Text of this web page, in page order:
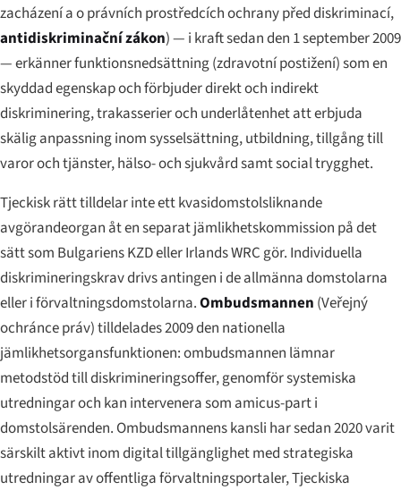
zacházení a o právních prostředcích ochrany před diskriminací,
antidiskriminační zákon) — i kraft sedan den 1 september 2009
— erkänner funktionsnedsättning (zdravotní postižení) som en
skyddad egenskap och förbjuder direkt och indirekt
diskriminering, trakasserier och underlåtenhet att erbjuda
skälig anpassning inom sysselsättning, utbildning, tillgång till
varor och tjänster, hälso- och sjukvård samt social trygghet.
Tjeckisk rätt tilldelar inte ett kvasidomstolsliknande
avgörandeorgan åt en separat jämlikhetskommission på det
sätt som Bulgariens KZD eller Irlands WRC gör. Individuella
diskrimineringskrav drivs antingen i de allmänna domstolarna
eller i förvaltningsdomstolarna.Ombudsmannen (Veřejný
ochránce práv) tilldelades 2009 den nationella
jämlikhetsorgansfunktionen: ombudsmannen lämnar
metodstöd till diskrimineringsoffer, genomför systemiska
utredningar och kan intervenera som amicus-part i
domstolsärenden. Ombudsmannens kansli har sedan 2020 varit
särskilt aktivt inom digital tillgänglighet med strategiska
utredningar av offentliga förvaltningsportaler, Tjeckiska